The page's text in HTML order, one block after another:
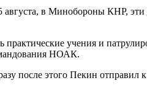
в Минобороны КНР, эти
учения и
НОАК.
после этого Пекин отправил